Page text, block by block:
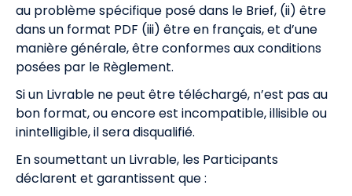
au problème spécifique posé dans le Brief, (ii) être
dans un format PDF (iii) être en français, et d’une
manière générale, être conformes aux conditions
posées par le Règlement.
Si un Livrable ne peut être téléchargé, n’est pas au
bon format, ou encore est incompatible, illisible ou
inintelligible, il sera disqualifié.
En soumettant un Livrable, les Participants
déclarent et garantissent que :